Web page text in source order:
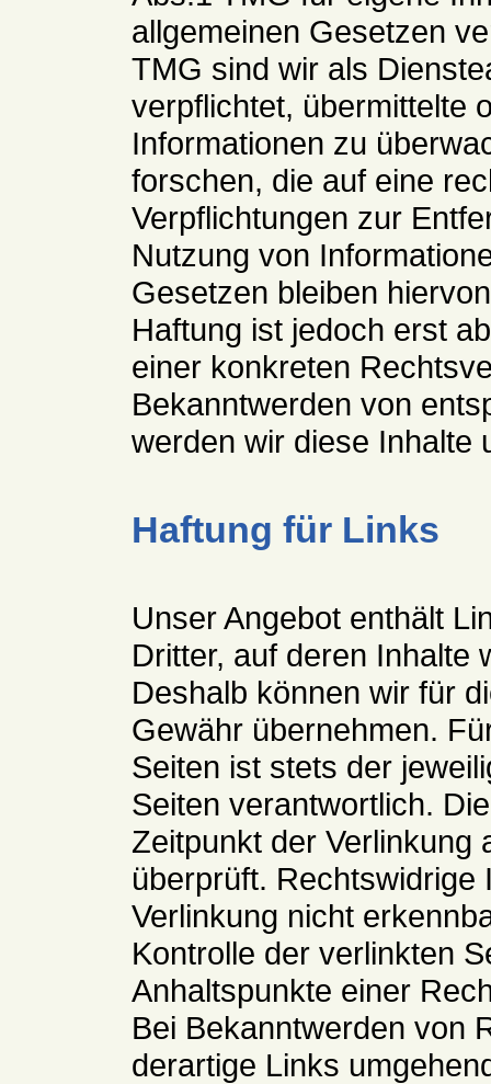
allgemeinen Gesetzen
TMG sind wir als
verpflichtet, übermittelte
Informationen zu
forschen, die auf eine
Verpflichtungen zur
Nutzung von
Gesetzen bleiben
Haftung ist jedoch erst
einer konkreten
Bekanntwerden von
werden wir diese Inhalte
Haftung für Links
Unser Angebot enthält
Dritter, auf deren Inhalte
Deshalb können wir für
Gewähr übernehmen.
Seiten ist stets der
Seiten verantwortlich.
Zeitpunkt der Verlinkung
überprüft.
Verlinkung nicht
Kontrolle der verlinkten
Anhaltspunkte einer
Bei Bekanntwerden von
derartige Links